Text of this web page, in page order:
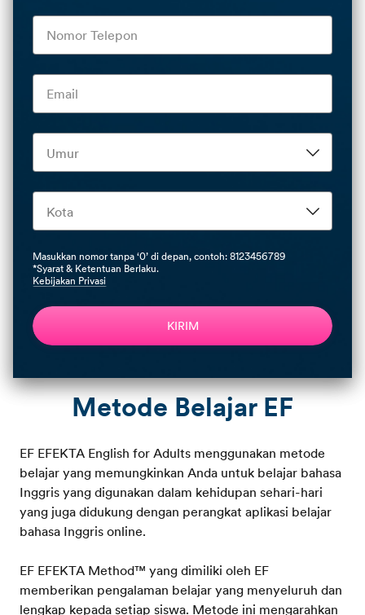
Masukkan nomor tanpa ‘0’ di depan, contoh: 8123456789
*Syarat & Ketentuan Berlaku.
Kebijakan Privasi
KIRIM
Metode Belajar EF
EF EFEKTA English for Adults menggunakan metode
belajar yang memungkinkan Anda untuk belajar bahasa
Inggris yang digunakan dalam kehidupan sehari-hari
yang juga didukung dengan perangkat aplikasi belajar
bahasa Inggris online.
EF EFEKTA Method™ yang dimiliki oleh EF
memberikan pengalaman belajar yang menyeluruh dan
lengkap kepada setiap siswa. Metode ini mengarahkan